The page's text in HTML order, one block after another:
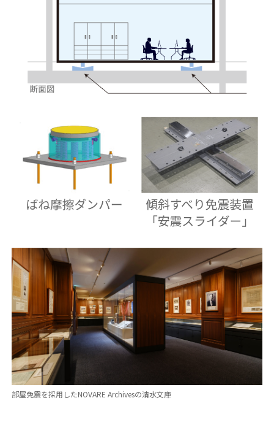
部屋免震を採用したNOVARE Archivesの清水文庫